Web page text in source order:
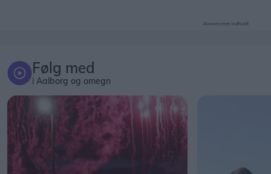
Annonceret indhold
Følg med
i Aalborg og omegn